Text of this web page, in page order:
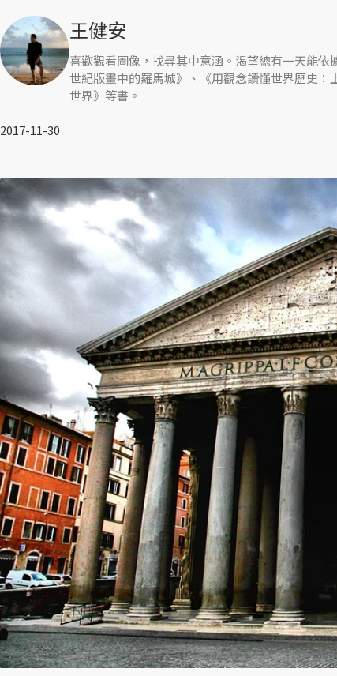
王健安
喜歡觀看圖像，找尋其中意涵。渴望總有一天能
世紀版畫中的羅馬城》、《用觀念讀懂世界歷史
世界》等書。
2017-11-30